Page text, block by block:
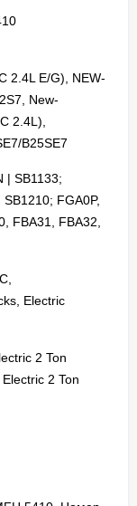
2.4L E/G), NEW-
New-
2.4L),
B25SE7
| SB1133;
FGA0P,
FBA31, FBA32,
Electric
2 Ton
2 Ton